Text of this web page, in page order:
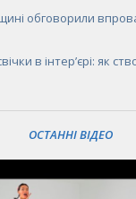
обговорили
в інтер’єрі: як
ОСТАННІ ВІДЕО